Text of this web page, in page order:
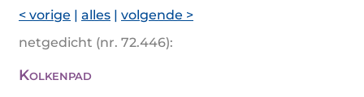
< vorige | alles | volgende >
netgedicht (nr. 72.446):
Kolkenpad